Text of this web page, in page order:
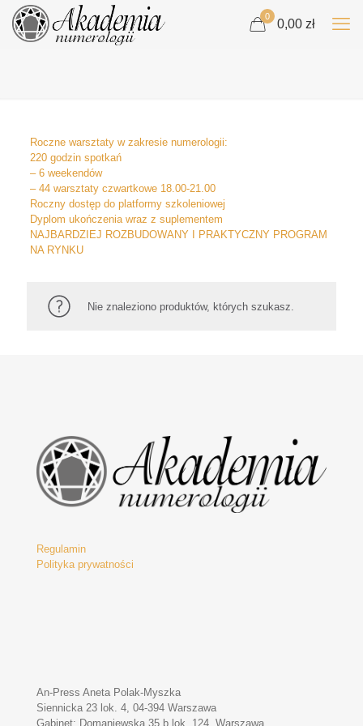
0
0,00 zł
Roczne warsztaty w zakresie numerologii:
220 godzin spotkań
– 6 weekendów
– 44 warsztaty czwartkowe 18.00-21.00
Roczny dostęp do platformy szkoleniowej
Dyplom ukończenia wraz z suplementem
NAJBARDZIEJ ROZBUDOWANY I PRAKTYCZNY PROGRAM
NA RYNKU
Nie znaleziono produktów, których szukasz.
Regulamin
Polityka prywatności
An-Press Aneta Polak-Myszka
Siennicka 23 lok. 4, 04-394 Warszawa
Gabinet: Domaniewska 35 b lok. 124, Warszawa